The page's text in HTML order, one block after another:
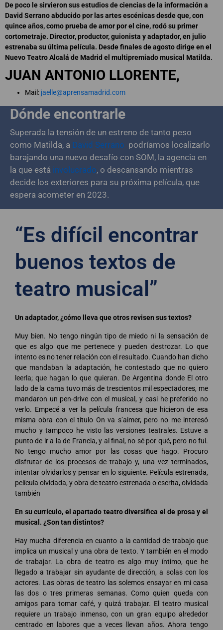
De poco le sirvieron sus estudios de ciencias de la información a
David Serrano abducido por las artes escénicas desde que, con
quince años, como prueba de amor por el cine, rodó su primer
cortometraje. Director, productor, guionista y adaptador, en julio
estrenaba su última película. Desde finales de agosto dirige en el
Nuevo Teatro Alcalá de Madrid el multipremiado musical Matilda.
JUAN ANTONIO LLORENTE,
Mail: jaelle@aprensamadrid.com
Dónde encontrarle
Superada la tensión de un estreno de tanto peso
como Matilda, a David Serrano podríamos localizarlo
barajando una nuevo desafío con SOM, la agencia en
la que está involucrado, o descansando mientras
decide los exteriores para su próxima película, que
espera acometer en 2023.
“Es difícil encontrar
buenos textos de
teatro musical”
Un adaptador, ¿cómo lleva que otros revisen sus textos?
Muy bien. No tengo ningún tipo de miedo ni la sensación de
que es algo que me pertenece y pueden destrozar. Lo que
intento es no tener relación con el resultado. Cuando han dicho
que mandaban la adaptación, he contestado que no quiero
leerla; que hagan lo que quieran. De Argentina donde El otro
lado de la cama tuvo más de trescientos mil espectadores, me
mandaron un pen-drive con el musical, y casi he preferido no
verlo. Empecé a ver la película francesa que hicieron de esa
misma obra con el título On va s’aimer, pero no me interesó
mucho y tampoco he visto las versiones teatrales. Estuve a
punto de ir a la de Francia, y al final, no sé por qué, pero no fui.
No tengo mucho amor por las cosas que hago. Procuro
disfrutar de los procesos de trabajo y, una vez terminados,
intentar olvidarlos y pensar en lo siguiente. Película estrenada,
película olvidada, y obra de teatro estrenada o escrita, olvidada
también
En su currículo, el apartado teatro diversifica el de prosa y el
musical. ¿Son tan distintos?
Hay mucha diferencia en cuanto a la cantidad de trabajo que
implica un musical y una obra de texto. Y también en el modo
de trabajar. La obra de teatro es algo muy íntimo, que he
llegado a trabajar sin ayudante de dirección, a solas con los
actores. Las obras de teatro las solemos ensayar en mi casa
las dos o tres primeras semanas. Como quien queda con
amigos para tomar café, y quizá trabajar. El teatro musical
requiere un trabajo inmenso, con un gran equipo alrededor
centrado en labores que a veces llevan años. Ahora tengo